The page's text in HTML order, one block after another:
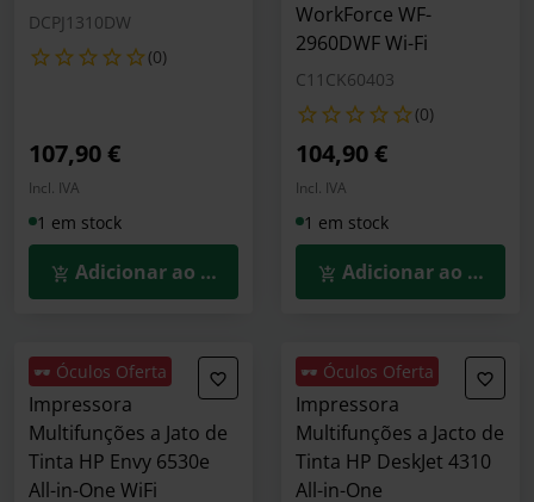
DCPJ1310DW
(0)
107,90 €
Incl. IVA
1 em stock
Adicionar ao Carrinho
WorkForce WF-
2960DWF Wi-Fi
C11CK60403
(0)
104,90 €
Incl. IVA
1 em stock
Adicionar ao
🕶️ Óculos Oferta
Impressora
Multifunções a Jato de
Tinta HP Envy 6530e
All-in-One WiFi
🕶️ Óculos Oferta
Impressora
Multifunções a Jacto de
Tinta HP DeskJet 4310
All-in-One